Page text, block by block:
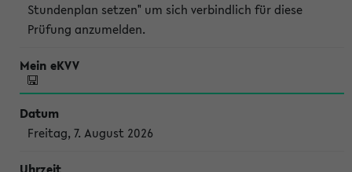
Stundenplan setzen" um sich verbindlich für diese
Prüfung anzumelden.
Freitag, 7. August 2026